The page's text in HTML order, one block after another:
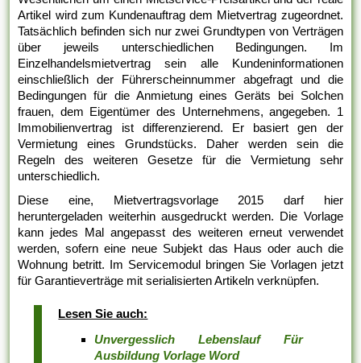
Artikel wird zum Kundenauftrag dem Mietvertrag zugeordnet.
Tatsächlich befinden sich nur zwei Grundtypen von Verträgen
über jeweils unterschiedlichen Bedingungen. Im
Einzelhandelsmietvertrag sein alle Kundeninformationen
einschließlich der Führerscheinnummer abgefragt und die
Bedingungen für die Anmietung eines Geräts bei Solchen
frauen, dem Eigentümer des Unternehmens, angegeben. 1
Immobilienvertrag ist differenzierend. Er basiert gen der
Vermietung eines Grundstücks. Daher werden sein die
Regeln des weiteren Gesetze für die Vermietung sehr
unterschiedlich.
Diese eine, Mietvertragsvorlage 2015 darf hier
heruntergeladen weiterhin ausgedruckt werden. Die Vorlage
kann jedes Mal angepasst des weiteren erneut verwendet
werden, sofern eine neue Subjekt das Haus oder auch die
Wohnung betritt. Im Servicemodul bringen Sie Vorlagen jetzt
für Garantieverträge mit serialisierten Artikeln verknüpfen.
Lesen Sie auch:
Unvergesslich Lebenslauf Für
Ausbildung Vorlage Word